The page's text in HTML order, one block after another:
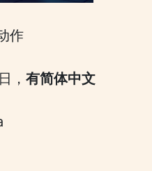
作
， 有简体中文